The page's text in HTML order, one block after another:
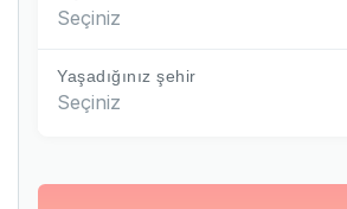
Seçiniz
Yaşadığınız şehir
Seçiniz